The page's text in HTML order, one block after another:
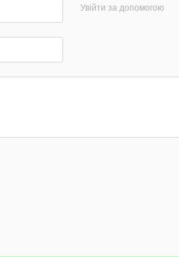
Увійти за допомогою